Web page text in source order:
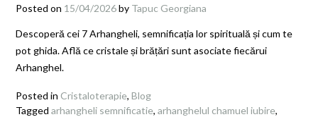
Posted on 15/04/2026by Tapuc Georgiana
Descoperă cei 7 Arhangheli, semnificația lor spirituală și cum te
pot ghida. Află ce cristale și brățări sunt asociate fiecărui
Arhanghel.
Posted in Cristaloterapie, Blog
Tagged arhangheli semnificatie, arhanghelul chamuel iubire,